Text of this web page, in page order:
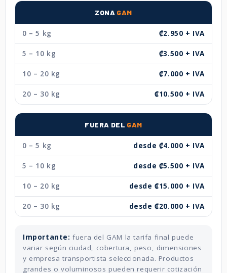
ZONA GAM
0 – 5 kg ₡2.950 + IVA
5 – 10 kg ₡3.500 + IVA
10 – 20 kg ₡7.000 + IVA
20 – 30 kg ₡10.500 + IVA
FUERA DEL GAM
0 – 5 kg desde ₡4.000 + IVA
5 – 10 kg desde ₡5.500 + IVA
10 – 20 kg desde ₡15.000 + IVA
20 – 30 kg desde ₡20.000 + IVA
Importante: fuera del GAM la tarifa final puede
variar según ciudad, cobertura, peso, dimensiones
y empresa transportista seleccionada. Productos
grandes o voluminosos pueden requerir cotización